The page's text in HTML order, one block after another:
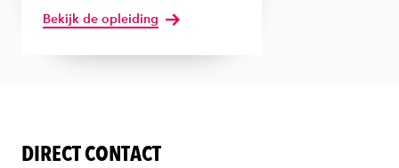
Bekijk de opleiding
DIRECT CONTACT